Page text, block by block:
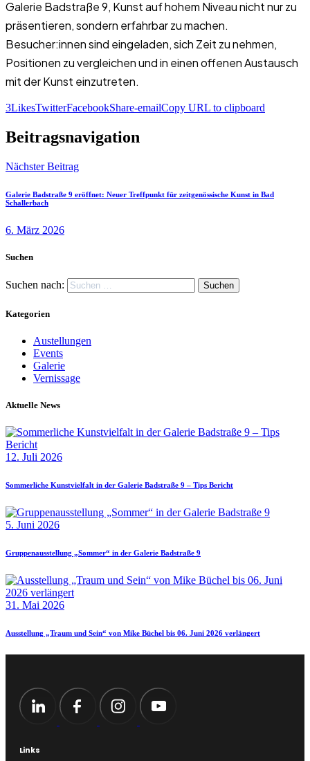
Galerie Badstraße 9, Kunst auf hohem Niveau nicht nur zu
präsentieren, sondern erfahrbar zu machen.
Besucher:innen sind eingeladen, sich Zeit zu nehmen,
Positionen zu vergleichen und in einen offenen Austausch
mit der Kunst einzutreten.
3LikesTwitterFacebookShare-emailCopy URL to clipboard
Beitragsnavigation
Nächster Beitrag
Galerie Badstraße 9 eröffnet: Neuer Treffpunkt für zeitgenössische Kunst in Bad
Schallerbach
6. März 2026
Suchen
Suchen nach:
Kategorien
Austellungen
Events
Galerie
Vernissage
Aktuelle News
12. Juli 2026
Sommerliche Kunstvielfalt in der Galerie Badstraße 9 – Tips Bericht
5. Juni 2026
Gruppenausstellung „Sommer“ in der Galerie Badstraße 9
31. Mai 2026
Ausstellung „Traum und Sein“ von Mike Büchel bis 06. Juni 2026 verlängert
Links